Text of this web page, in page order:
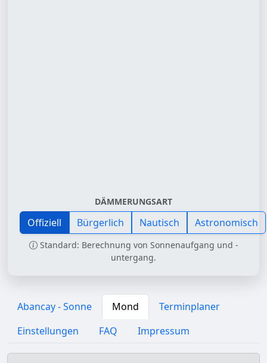
DÄMMERUNGSART
Offiziell Bürgerlich Nautisch Astronomisch
Standard: Berechnung von Sonnenaufgang und -
untergang.
Abancay - Sonne Mond
Terminplaner
Einstellungen
FAQ Impressum